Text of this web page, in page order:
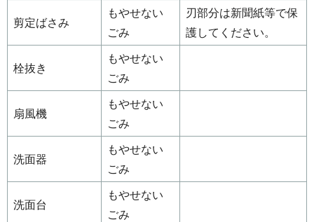
剪定ばさみ
もやせない
ごみ
刃部分は新聞紙等で保
護してください。
栓抜き
もやせない
ごみ
扇風機
もやせない
ごみ
洗面器
もやせない
ごみ
洗面台
もやせない
ごみ